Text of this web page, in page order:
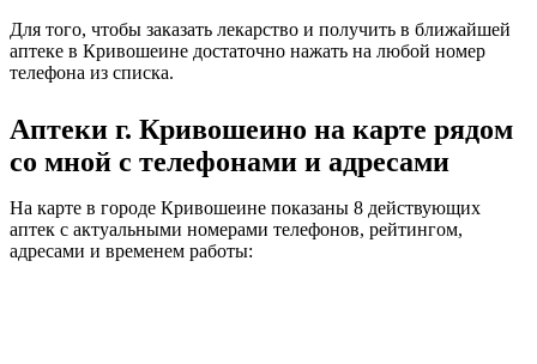
Для того, чтобы заказать лекарство и получить в ближайшей
аптеке в Кривошеине достаточно нажать на любой номер
телефона из списка.
Аптеки г. Кривошеино на карте рядом
со мной с телефонами и адресами
На карте в городе Кривошеине показаны 8 действующих
аптек с актуальными номерами телефонов, рейтингом,
адресами и временем работы: